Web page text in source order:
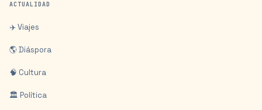
ACTUALIDAD
✈️ Viajes
🌎 Diáspora
🧠 Cultura
🏛️ Política